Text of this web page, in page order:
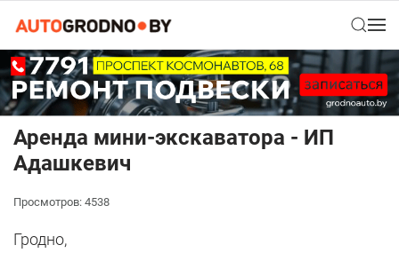
Аренда мини-экскаватора - ИП
Адашкевич
Просмотров: 4538
Гродно,